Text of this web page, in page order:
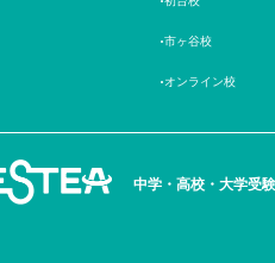
市ヶ谷校
オンライン校
中学・高校・大学受